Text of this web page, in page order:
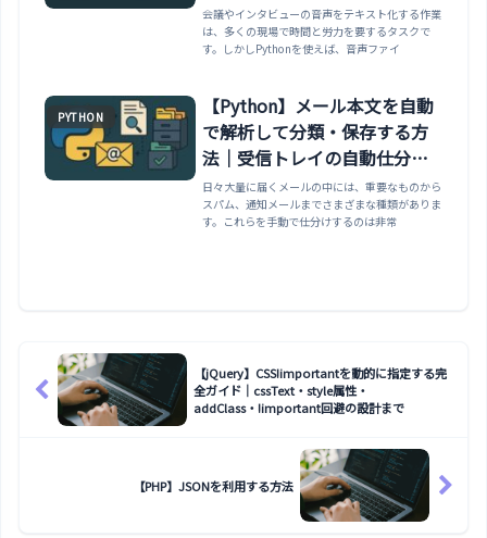
会議やインタビューの音声をテキスト化する作業
は、多くの現場で時間と労力を要するタスクで
す。しかしPythonを使えば、音声ファイ
PYTHON
【Python】メール本文を自動
で解析して分類・保存する方
法｜受信トレイの自動仕分け
処理
日々大量に届くメールの中には、重要なものから
スパム、通知メールまでさまざまな種類がありま
す。これらを手動で仕分けするのは非常
【jQuery】CSS!importantを動的に指定する完
全ガイド｜cssText・style属性・
addClass・!important回避の設計まで
【PHP】JSONを利用する方法